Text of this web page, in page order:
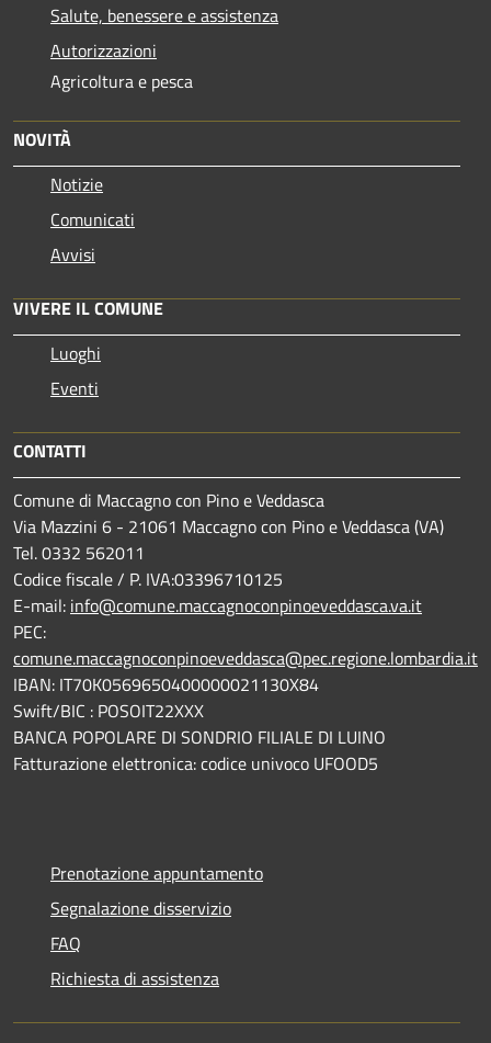
Salute, benessere e assistenza
Autorizzazioni
Agricoltura e pesca
NOVITÀ
Notizie
Comunicati
Avvisi
VIVERE IL COMUNE
Luoghi
Eventi
CONTATTI
Comune di Maccagno con Pino e Veddasca
Via Mazzini 6 - 21061 Maccagno con Pino e Veddasca (VA)
Tel. 0332 562011
Codice fiscale / P. IVA:03396710125
E-mail: info@comune.maccagnoconpinoeveddasca.va.it
PEC:
comune.maccagnoconpinoeveddasca@pec.regione.lombardia.it
IBAN: IT70K0569650400000021130X84
Swift/BIC : POSOIT22XXX
BANCA POPOLARE DI SONDRIO FILIALE DI LUINO
Fatturazione elettronica: codice univoco UFOOD5
Prenotazione appuntamento
Segnalazione disservizio
FAQ
Richiesta di assistenza